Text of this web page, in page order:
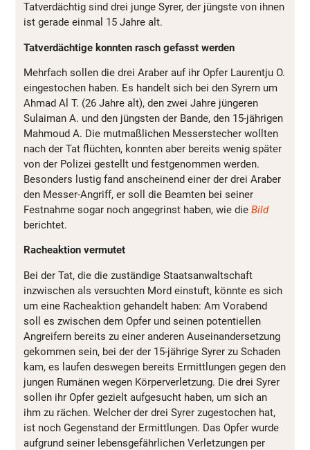
Tatverdächtig sind drei junge Syrer, der jüngste von ihnen
ist gerade einmal 15 Jahre alt.
Tatverdächtige konnten rasch gefasst werden
Mehrfach sollen die drei Araber auf ihr Opfer Laurentju O.
eingestochen haben. Es handelt sich bei den Syrern um
Ahmad Al T. (26 Jahre alt), den zwei Jahre jüngeren
Sulaiman A. und den jüngsten der Bande, den 15-jährigen
Mahmoud A. Die mutmaßlichen Messerstecher wollten
nach der Tat flüchten, konnten aber bereits wenig später
von der Polizei gestellt und festgenommen werden.
Besonders lustig fand anscheinend einer der drei Araber
den Messer-Angriff, er soll die Beamten bei seiner
Festnahme sogar noch angegrinst haben, wie die Bild
berichtet.
Racheaktion vermutet
Bei der Tat, die die zuständige Staatsanwaltschaft
inzwischen als versuchten Mord einstuft, könnte es sich
um eine Racheaktion gehandelt haben: Am Vorabend
soll es zwischen dem Opfer und seinen potentiellen
Angreifern bereits zu einer anderen Auseinandersetzung
gekommen sein, bei der der 15-jährige Syrer zu Schaden
kam, es laufen deswegen bereits Ermittlungen gegen den
jungen Rumänen wegen Körperverletzung. Die drei Syrer
sollen ihr Opfer gezielt aufgesucht haben, um sich an
ihm zu rächen. Welcher der drei Syrer zugestochen hat,
ist noch Gegenstand der Ermittlungen. Das Opfer wurde
aufgrund seiner lebensgefährlichen Verletzungen per